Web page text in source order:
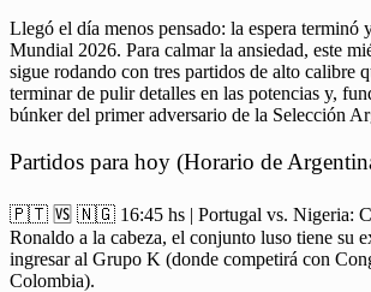
Llegó el día menos pensado: la espera terminó
Mundial 2026. Para calmar la ansiedad, este
sigue rodando con tres partidos de alto calibre
terminar de pulir detalles en las potencias y,
búnker del primer adversario de la Selección
Partidos para hoy (Horario de
🇵🇹 🆚 🇳🇬 16:45 hs | Portugal vs. Nigeria:
Ronaldo a la cabeza, el conjunto luso tiene su
ingresar al Grupo K (donde competirá con
Colombia).